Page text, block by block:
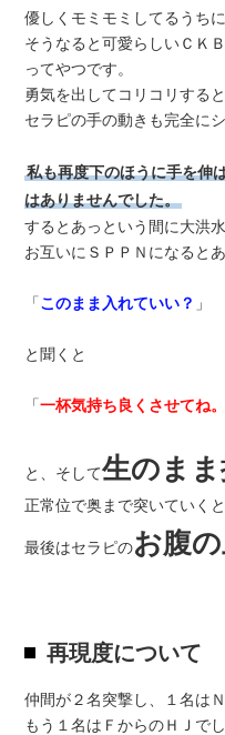
優しくモミモミしてるうち
そうなると可愛らしいＣＫ
ってやつです。
勇気を出してコリコリする
セラピの手の動きも完全に
私も再度下のほうに手を伸
はありませんでした。
するとあっという間に大洪水
お互いにＳＰＰＮになると
「このまま入れていい？ 」
と聞くと
「一杯気持ち良くさせてね。
と、そして生のまま
正常位で奥まで突いていく
最後はセラピのお腹
再現度について
仲間が２名突撃し、１名はＮ
もう１名はＦからのＨＪでし